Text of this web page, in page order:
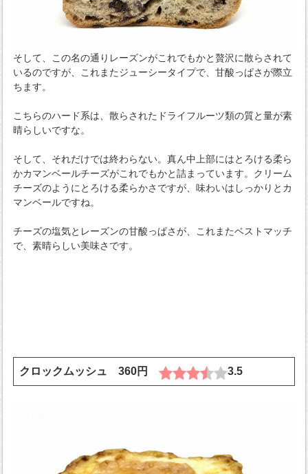
そして、この名の通りレーズンがこれでもかと贅沢に散らされて
いるのですが、これまたジューシータイプで、甘酸っぱさが際立
ちます。
こちらのハード系は、散らされたドライフルーツ類の質と量が素
晴らしいですな。
そして、それだけでは終わらない。真ん中上部にはとろける柔ら
かカマンベールチーズがこれでもかと詰まっています。クリーム
チーズのようにとろける柔らかさですが、味わいはしっかりとカ
マンベールですね。
チーズの塩気とレーズンの甘酸っぱさが、これまたベストマッチ
で、素晴らしい美味さです。
クロックムッシュ 360円 3.5